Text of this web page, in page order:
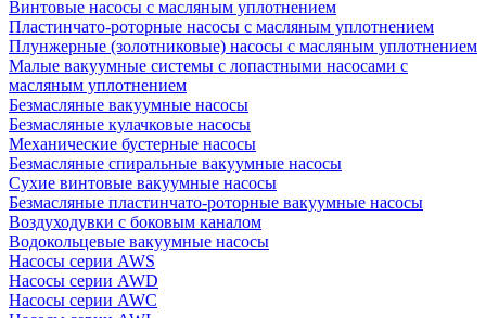
Винтовые насосы с масляным уплотнением
Пластинчато-роторные насосы с масляным уплотнением
Плунжерные (золотниковые) насосы с масляным уплотнением
Малые вакуумные системы с лопастными насосами с
масляным уплотнением
Безмасляные вакуумные насосы
Безмасляные кулачковые насосы
Механические бустерные насосы
Безмасляные спиральные вакуумные насосы
Сухие винтовые вакуумные насосы
Безмасляные пластинчато-роторные вакуумные насосы
Воздуходувки с боковым каналом
Водокольцевые вакуумные насосы
Насосы серии AWS
Насосы серии AWD
Насосы серии AWC